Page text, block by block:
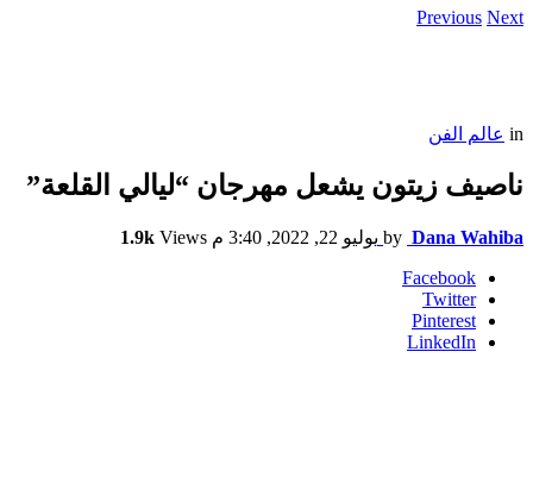
Previous Next
in عالم الفن
ناصيف زيتون يشعل مهرجان “ليالي القلعة”
by Dana Wahiba يوليو 22, 2022, 3:40 م 1.9k Views
Facebook
Twitter
Pinterest
LinkedIn